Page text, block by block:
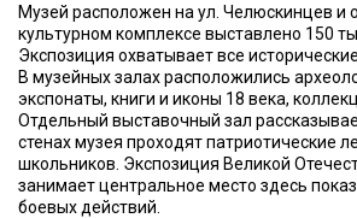
Музей расположен на ул. Челюскинцев и
культурном комплексе выставлено 150
Экспозиция охватывает все
В музейных залах расположились
экспонаты, книги и иконы 18 века,
Отдельный выставочный зал
стенах музея проходят патриотические
школьников. Экспозиция Великой
занимает центральное место здесь
боевых действий.